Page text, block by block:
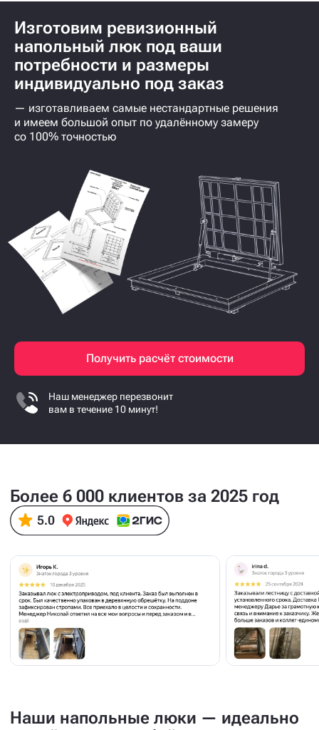
Изготовим ревизионный
напольный люк под ваши
потребности и размеры
индивидуально под заказ
— изготавливаем самые нестандартные решения
и имеем большой опыт по удалённому замеру
со 100% точностью
Получить расчёт стоимости
Наш менеджер перезвонит
вам в течение 10 минут!
Более 6 000 клиентов за 2025 год
Наши напольные люки — идеально